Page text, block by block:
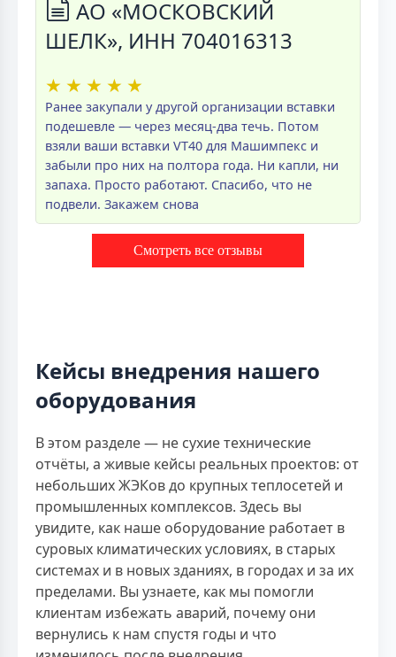
АО «МОСКОВСКИЙ
ШЕЛК», ИНН 704016313
★ ★ ★ ★ ★
Ранее закупали у другой организации вставки
подешевле — через месяц-два течь. Потом
взяли ваши вставки VT40 для Машимпекс и
забыли про них на полтора года. Ни капли, ни
запаха. Просто работают. Спасибо, что не
подвели. Закажем снова
Смотреть все отзывы
Кейсы внедрения нашего
оборудования
В этом разделе — не сухие технические
отчёты, а живые кейсы реальных проектов: от
небольших ЖЭКов до крупных теплосетей и
промышленных комплексов. Здесь вы
увидите, как наше оборудование работает в
суровых климатических условиях, в старых
системах и в новых зданиях, в городах и за их
пределами. Вы узнаете, как мы помогли
клиентам избежать аварий, почему они
вернулись к нам спустя годы и что